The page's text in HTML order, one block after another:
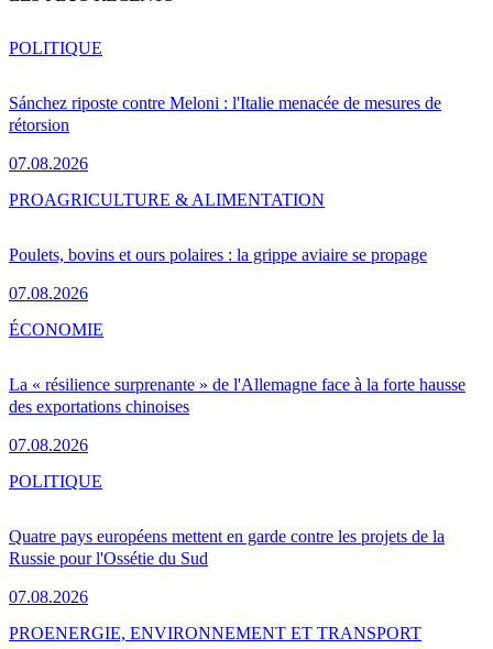
Sánchez riposte contre Meloni : l'Italie menacée de mesures de
rétorsion
07.08.2026
POLITIQUE
Poulets, bovins et ours polaires : la grippe aviaire se propage
07.08.2026
PROAGRICULTURE & ALIMENTATION
La « résilience surprenante » de l'Allemagne face à la forte hausse
des exportations chinoises
07.08.2026
ÉCONOMIE
Quatre pays européens mettent en garde contre les projets de la
Russie pour l'Ossétie du Sud
07.08.2026
POLITIQUE
PROENERGIE, ENVIRONNEMENT ET TRANSPORT